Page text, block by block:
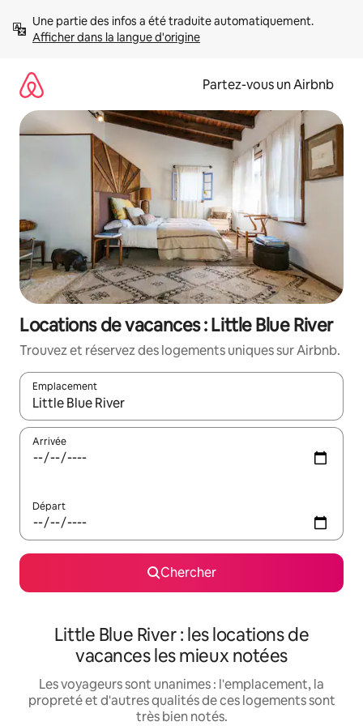
directement
Afficher dans la langue d'origine
Partez-vous un Airbnb
Locations de vacances : Little Blue River
Trouvez et réservez des logements uniques sur Airbnb.
Emplacement
Quand les résultats sont affichés, parcourez-les en utilisant
Arrivée
Départ
Chercher
Little Blue River : les locations de
vacances les mieux notées
Les voyageurs sont unanimes : l'emplacement, la
propreté et d'autres qualités de ces logements sont
très bien notés.